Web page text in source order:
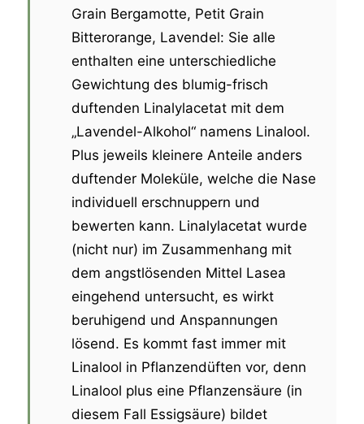
Grain Bergamotte, Petit Grain
Bitterorange, Lavendel: Sie alle
enthalten eine unterschiedliche
Gewichtung des blumig-frisch
duftenden Linalylacetat mit dem
„Lavendel-Alkohol“ namens Linalool.
Plus jeweils kleinere Anteile anders
duftender Moleküle, welche die Nase
individuell erschnuppern und
bewerten kann. Linalylacetat wurde
(nicht nur) im Zusammenhang mit
dem angstlösenden Mittel Lasea
eingehend untersucht, es wirkt
beruhigend und Anspannungen
lösend. Es kommt fast immer mit
Linalool in Pflanzendüften vor, denn
Linalool plus eine Pflanzensäure (in
diesem Fall Essigsäure) bildet